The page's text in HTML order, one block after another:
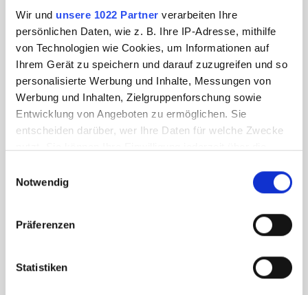
Wir und unsere 1022 Partner verarbeiten Ihre
persönlichen Daten, wie z. B. Ihre IP-Adresse, mithilfe
von Technologien wie Cookies, um Informationen auf
Ihrem Gerät zu speichern und darauf zuzugreifen und so
personalisierte Werbung und Inhalte, Messungen von
Werbung und Inhalten, Zielgruppenforschung sowie
Entwicklung von Angeboten zu ermöglichen. Sie
entscheiden darüber, wer Ihre Daten für welche Zwecke
Trigger Symbol ändern oder widerrufen
Informationen über Ihre geografische Lage
können
Notwendig
Präferenzen
Statistiken